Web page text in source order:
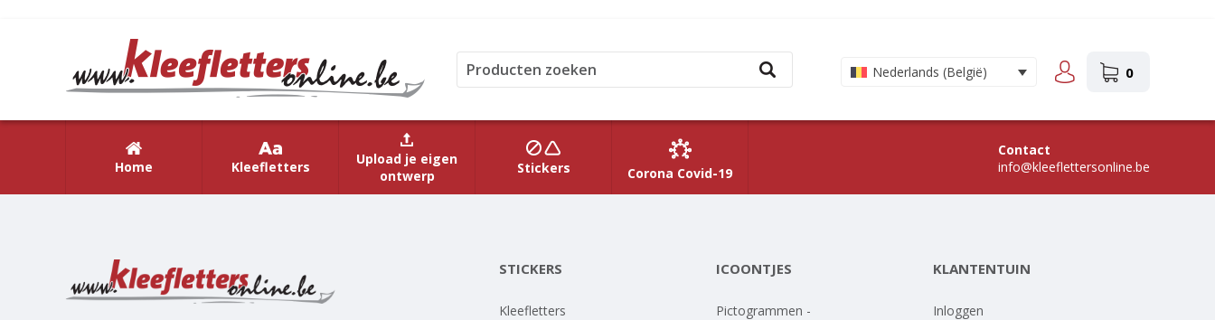
Nederlands (België) 0
Home Kleefletters
Upload je eigen
ontwerp
Stickers Corona Covid-19
Contact
info@kleeflettersonline.be
STICKERS
Kleefletters
ICOONTJES
Pictogrammen -
KLANTENTUIN
Inloggen